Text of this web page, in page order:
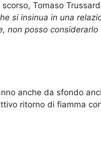
Tomaso
si insinua in una
non posso considerarlo
anche da sfondo
ritorno di fiamma